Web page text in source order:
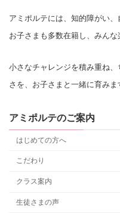
アミポルテには、知的障がい
お子さまも多数在籍し、みんな
小さなチャレンジを積み重ね
さを、お子さまと一緒に育みま
アミポルテのご案内
はじめての方へ
こだわり
クラス案内
生徒さまの声